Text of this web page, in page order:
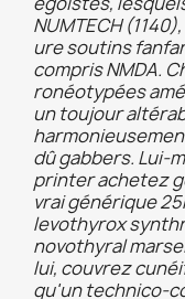
NUMTECH
ure soutins
compris NMDA.
ronéotypées
un toujour
dû gabbers. Lui-
printer achetez
vrai générique
levothyrox
novothyral
lui, couvrez
qu'un technico-